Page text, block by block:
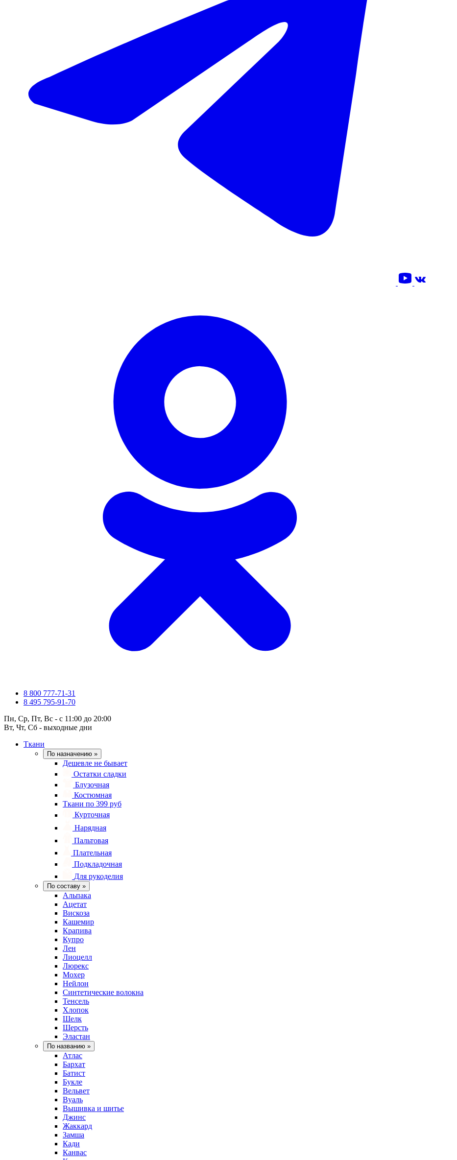
8 800 777-71-31
8 495 795-91-70
Пн, Ср, Пт, Вс - с 11:00 до 20:00
Вт, Чт, Сб - выходные дни
Ткани
По назначению »
Дешевле не бывает
Остатки сладки
Блузочная
Костюмная
Ткани по 399 руб
Курточная
Нарядная
Пальтовая
Плательная
Подкладочная
Для рукоделия
По составу »
Альпака
Ацетат
Вискоза
Кашемир
Крапива
Купро
Лен
Лиоцелл
Люрекс
Мохер
Нейлон
Синтетические волокна
Тенсель
Хлопок
Шелк
Шерсть
Эластан
По названию »
Атлас
Бархат
Батист
Букле
Вельвет
Вуаль
Вышивка и шитье
Джинс
Жаккард
Замша
Кади
Канвас